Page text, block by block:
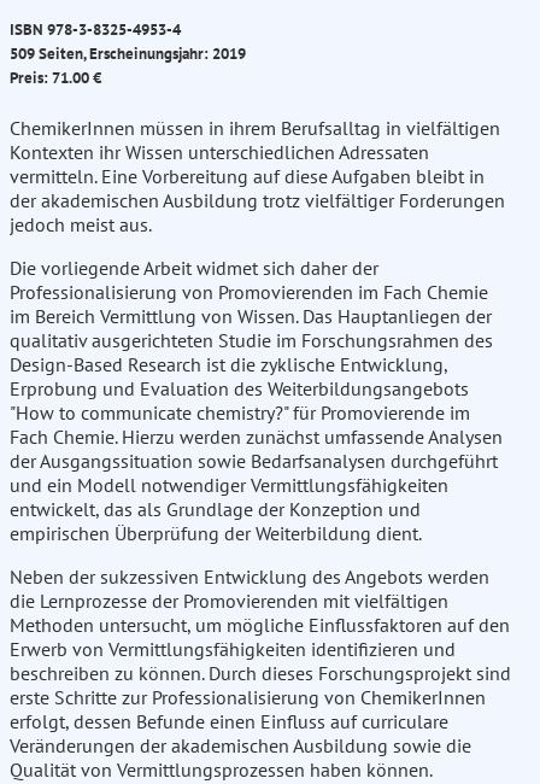
ISBN 978-3-8325-4953-4
509 Seiten, Erscheinungsjahr: 2019
Preis: 71.00 €
ChemikerInnen müssen in ihrem Berufsalltag in vielfältigen
Kontexten ihr Wissen unterschiedlichen Adressaten
vermitteln. Eine Vorbereitung auf diese Aufgaben bleibt in
der akademischen Ausbildung trotz vielfältiger Forderungen
jedoch meist aus.
Die vorliegende Arbeit widmet sich daher der
Professionalisierung von Promovierenden im Fach Chemie
im Bereich Vermittlung von Wissen. Das Hauptanliegen der
qualitativ ausgerichteten Studie im Forschungsrahmen des
Design-Based Research ist die zyklische Entwicklung,
Erprobung und Evaluation des Weiterbildungsangebots
"How to communicate chemistry?" für Promovierende im
Fach Chemie. Hierzu werden zunächst umfassende Analysen
der Ausgangssituation sowie Bedarfsanalysen durchgeführt
und ein Modell notwendiger Vermittlungsfähigkeiten
entwickelt, das als Grundlage der Konzeption und
empirischen Überprüfung der Weiterbildung dient.
Neben der sukzessiven Entwicklung des Angebots werden
die Lernprozesse der Promovierenden mit vielfältigen
Methoden untersucht, um mögliche Einflussfaktoren auf den
Erwerb von Vermittlungsfähigkeiten identifizieren und
beschreiben zu können. Durch dieses Forschungsprojekt sind
erste Schritte zur Professionalisierung von ChemikerInnen
erfolgt, dessen Befunde einen Einfluss auf curriculare
Veränderungen der akademischen Ausbildung sowie die
Qualität von Vermittlungsprozessen haben können.